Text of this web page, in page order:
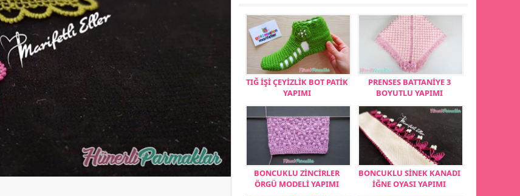
TIĞ İŞİ ÇEYİZLİK BOT PATİK
YAPIMI
PRENSES BATTANİYE 3
BOYUTLU YAPIMI
BONCUKLU ZİNCİRLER
ÖRGÜ MODELİ YAPIMI
BONCUKLU SİNEK KANADI
İĞNE OYASI YAPIMI